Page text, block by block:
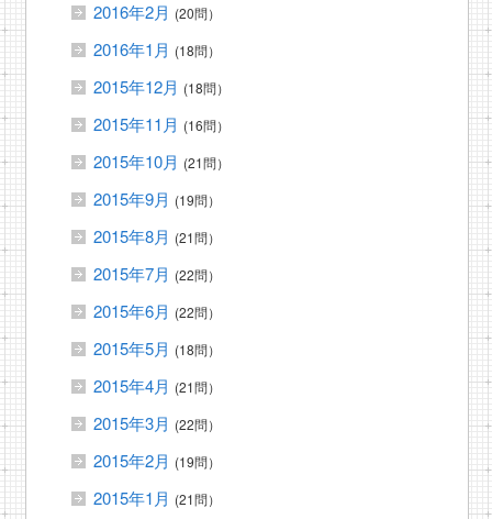
2016年2月 (20問）
2016年1月 (18問）
2015年12月 (18問）
2015年11月 (16問）
2015年10月 (21問）
2015年9月 (19問）
2015年8月 (21問）
2015年7月 (22問）
2015年6月 (22問）
2015年5月 (18問）
2015年4月 (21問）
2015年3月 (22問）
2015年2月 (19問）
2015年1月 (21問）